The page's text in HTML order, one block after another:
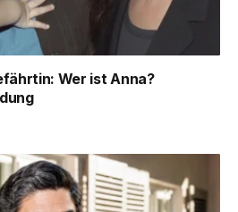
Wer ist Anna?